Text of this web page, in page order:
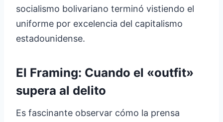
socialismo bolivariano terminó vistiendo el
uniforme por excelencia del capitalismo
estadounidense.
El Framing: Cuando el «outfit»
supera al delito
Es fascinante observar cómo la prensa